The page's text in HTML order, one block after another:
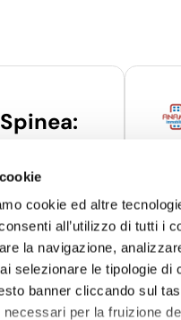
cookie ed altre
all’utilizzo di tutti i
la navigazione,
selezionare le tipologie
banner cliccando sul
per la fruizione